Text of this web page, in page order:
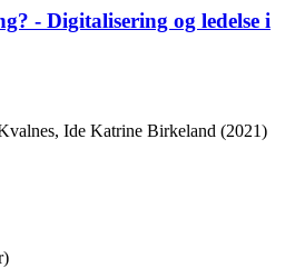
- Digitalisering og ledelse i
Ide Katrine Birkeland (2021)